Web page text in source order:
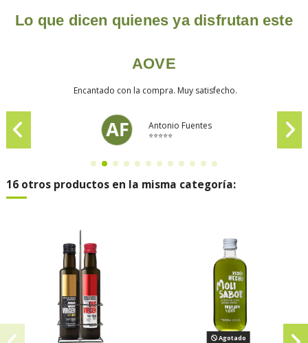
Lo que dicen quienes ya disfrutan este
AOVE
Encantado con la compra. Muy satisfecho.
Antonio Fuentes
⭐⭐⭐⭐⭐
16 otros productos en la misma categoría:
Agotado